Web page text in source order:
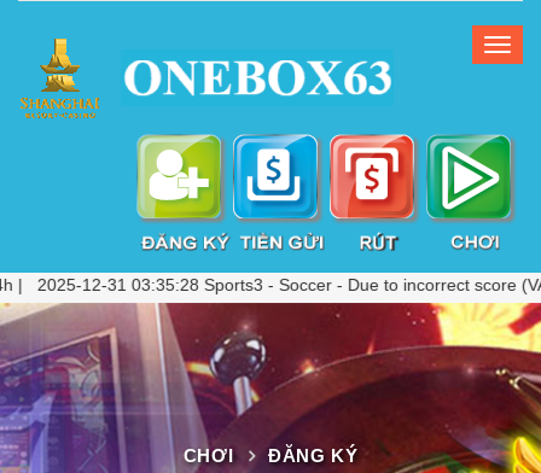
03:35:28 Sports3 - Soccer - Due to incorrect score (VAR
CHƠI ĐĂNG KÝ